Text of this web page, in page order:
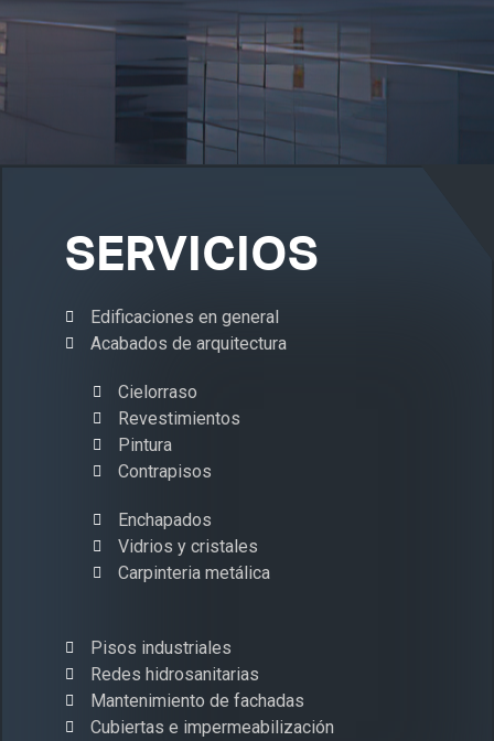
SERVICIOS
Edificaciones en general
Acabados de arquitectura
Cielorraso
Revestimientos
Pintura
Contrapisos
Enchapados
Vidrios y cristales
Carpinteria metálica
Pisos industriales
Redes hidrosanitarias
Mantenimiento de fachadas
Cubiertas e impermeabilización